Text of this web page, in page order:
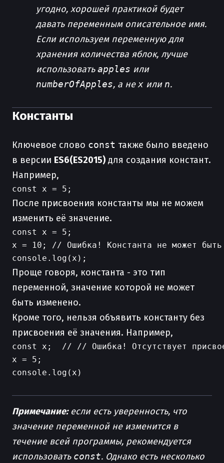
угодно, хорошей практикой будет
давать переменным описательное имя.
Если используем переменную для
хранения количества яблок, лучше
использоватьapples или
numberOfApples, а неx или n.
Константы
Ключевое слово const также было введено
в версии ES6(ES2015) для создания констант.
Например,
После присвоения константы мы не можем
изменить её значение.
const x = 5;
x = 10; // Ошибка! Константа не может быть
Проще говоря, константа - это тип
переменной, значение которой не может
быть изменено.
Кроме того, нельзя объявить константу без
присвоения её значения. Например,
const x;  // // Ошибка! Отсутствует
x = 5;
Примечание:если есть уверенность, что
значение переменной не изменится в
течение всей программы, рекомендуется
использовать const. Однако есть несколько